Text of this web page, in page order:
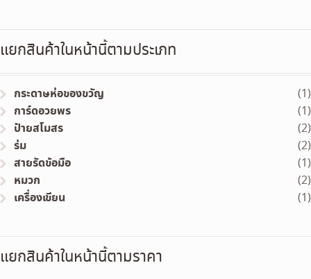
แยกสินค้าในหน้านี้ตามประเภท
กระดาษห่อของขวัญ (1)
การ์ดอวยพร (1)
ป้ายสโมสร (2)
ร่ม (2)
สายรัดข้อมือ (1)
หมวก (2)
เครื่องเขียน (1)
แยกสินค้าในหน้านี้ตามราคา